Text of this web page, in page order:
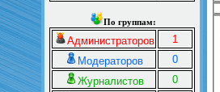
По группам:
Администраторов
1
Модераторов
0
Журналистов
0